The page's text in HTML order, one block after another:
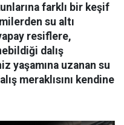
farklı bir keşif
su altı
resiflere,
dalış
yaşamına uzanan su
meraklısını kendine